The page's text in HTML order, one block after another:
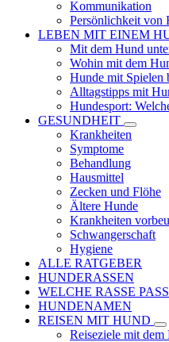
Kommunikation
Persönlichkeit von
LEBEN MIT EINEM
Mit dem Hund
Wohin mit dem
Hunde mit Spielen
Alltagstipps mit
Hundesport:
GESUNDHEIT
Krankheiten
Symptome
Behandlung
Hausmittel
Zecken und Flöhe
Ältere Hunde
Krankheiten
Schwangerschaft
Hygiene
ALLE RATGEBER
HUNDERASSEN
WELCHE RASSE
HUNDENAMEN
REISEN MIT HUND
Reiseziele mit dem